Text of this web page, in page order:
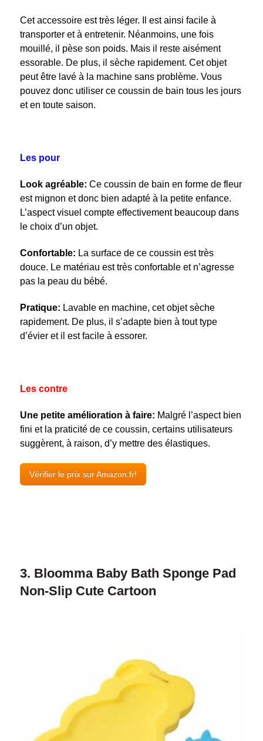
Cet accessoire est très léger. Il est ainsi facile à
transporter et à entretenir. Néanmoins, une fois
mouillé, il pèse son poids. Mais il reste aisément
essorable. De plus, il sèche rapidement. Cet objet
peut être lavé à la machine sans problème. Vous
pouvez donc utiliser ce coussin de bain tous les jours
et en toute saison.
Les pour
Look agréable: Ce coussin de bain en forme de fleur
est mignon et donc bien adapté à la petite enfance.
L’aspect visuel compte effectivement beaucoup dans
le choix d’un objet.
Confortable: La surface de ce coussin est très
douce. Le matériau est très confortable et n’agresse
pas la peau du bébé.
Pratique: Lavable en machine, cet objet sèche
rapidement. De plus, il s’adapte bien à tout type
d’évier et il est facile à essorer.
Les contre
Une petite amélioration à faire: Malgré l’aspect bien
fini et la praticité de ce coussin, certains utilisateurs
suggèrent, à raison, d’y mettre des élastiques.
Vérifier le prix sur Amazon.fr!
3. Bloomma Baby Bath Sponge Pad
Non-Slip Cute Cartoon